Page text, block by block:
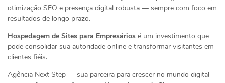
otimização SEO e presença digital robusta — sempre com foco em
resultados de longo prazo.
Hospedagem de Sites para Empresários é um investimento que
pode consolidar sua autoridade online e transformar visitantes em
clientes fiéis.
Agência Next Step — sua parceira para crescer no mundo digital